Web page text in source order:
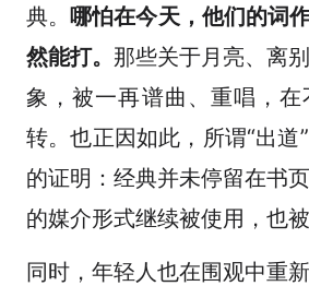
典。哪怕在今天，他们的词
然能打。 那些关于月亮、离
象，被一再谱曲、重唱，
转。也正因如此，所谓“出道
的证明：经典并未停留在书
的媒介形式继续被使用，也被
同时，年轻人也在围观中重